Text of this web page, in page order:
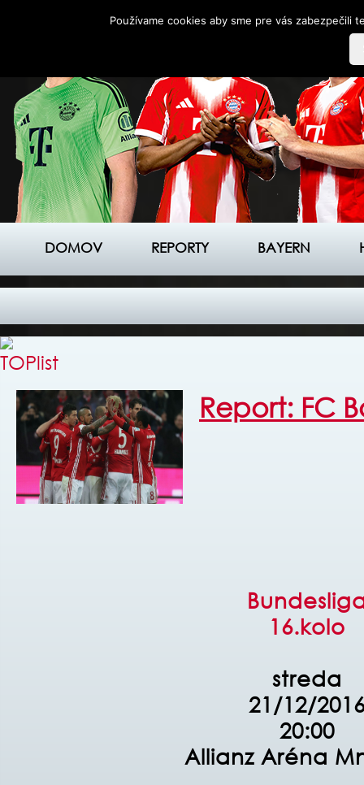
DOMOV REPORTY BAYERN
Report: FC
16.kolo
streda
21/12/
20:00
Allianz Aréna
Používame cookies aby sme pre vás zabezpečili